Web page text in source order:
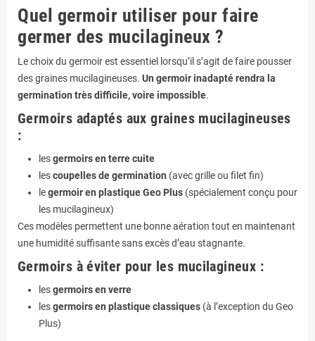
Quel germoir utiliser pour faire
germer des mucilagineux ?
Le choix du germoir est essentiel lorsqu’il s’agit de faire pousser
des graines mucilagineuses. Un germoir inadapté rendra la
germination très difficile, voire impossible.
Germoirs adaptés aux graines mucilagineuses
:
lesgermoirs en terre cuite
lescoupelles de germination (avec grille ou filet fin)
legermoir en plastique Geo Plus (spécialement conçu pour
les mucilagineux)
Ces modèles permettent une bonne aération tout en maintenant
une humidité suffisante sans excès d’eau stagnante.
Germoirs à éviter pour les mucilagineux :
lesgermoirs en verre
lesgermoirs en plastique classiques (à l’exception du Geo
Plus)